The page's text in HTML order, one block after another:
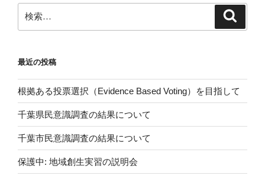
ン
索:
最近の投稿
根拠ある投票選択（Evidence Based Voting）を目指して
千葉県民意識調査の結果について
千葉市民意識調査の結果について
保護中: 地域創生実習の説明会